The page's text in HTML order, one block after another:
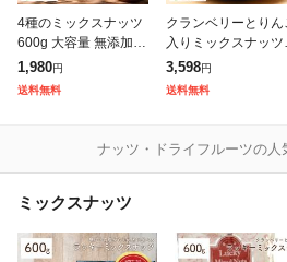
パイナップル
ブルーベリー
プルーン
4種のミックスナッツ
600g 大容量 無添加
無塩 有塩選べる ナッ
ツ ラッキーミックス
1,980円
送料無料
クランベリーとりん
入りミックスナッツ
00g 無塩 ナッツ くる
み カシューナッツ ア
3,598円
送料無料
ナッツ・ドライフルーツの
ミックスナッツ